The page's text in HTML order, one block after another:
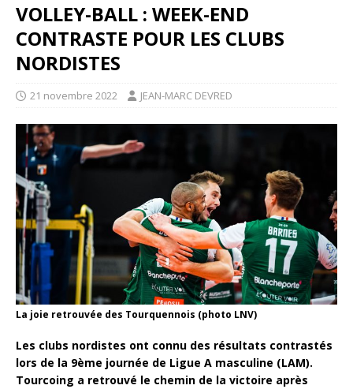
VOLLEY-BALL : WEEK-END
CONTRASTE POUR LES CLUBS
NORDISTES
21 novembre 2022 JEAN-MARC DEVRED
La joie retrouvée des Tourquennois (photo LNV)
Les clubs nordistes ont connu des résultats contrastés
lors de la 9ème journée de Ligue A masculine (LAM).
Tourcoing a retrouvé le chemin de la victoire après